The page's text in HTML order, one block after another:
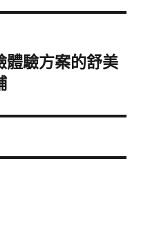
體驗方案的舒美